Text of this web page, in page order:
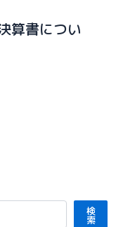
算書につい
検
索